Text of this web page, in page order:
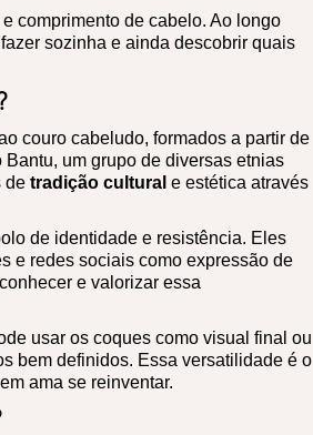
comprimento de cabelo. Ao longo
sozinha e ainda descobrir quais
couro cabeludo, formados a partir de
um grupo de diversas etnias
de tradição cultural e estética através
de identidade e resistência. Eles
e redes sociais como expressão de
e valorizar essa
usar os coques como visual final ou
bem definidos. Essa versatilidade é o
ama se reinventar.